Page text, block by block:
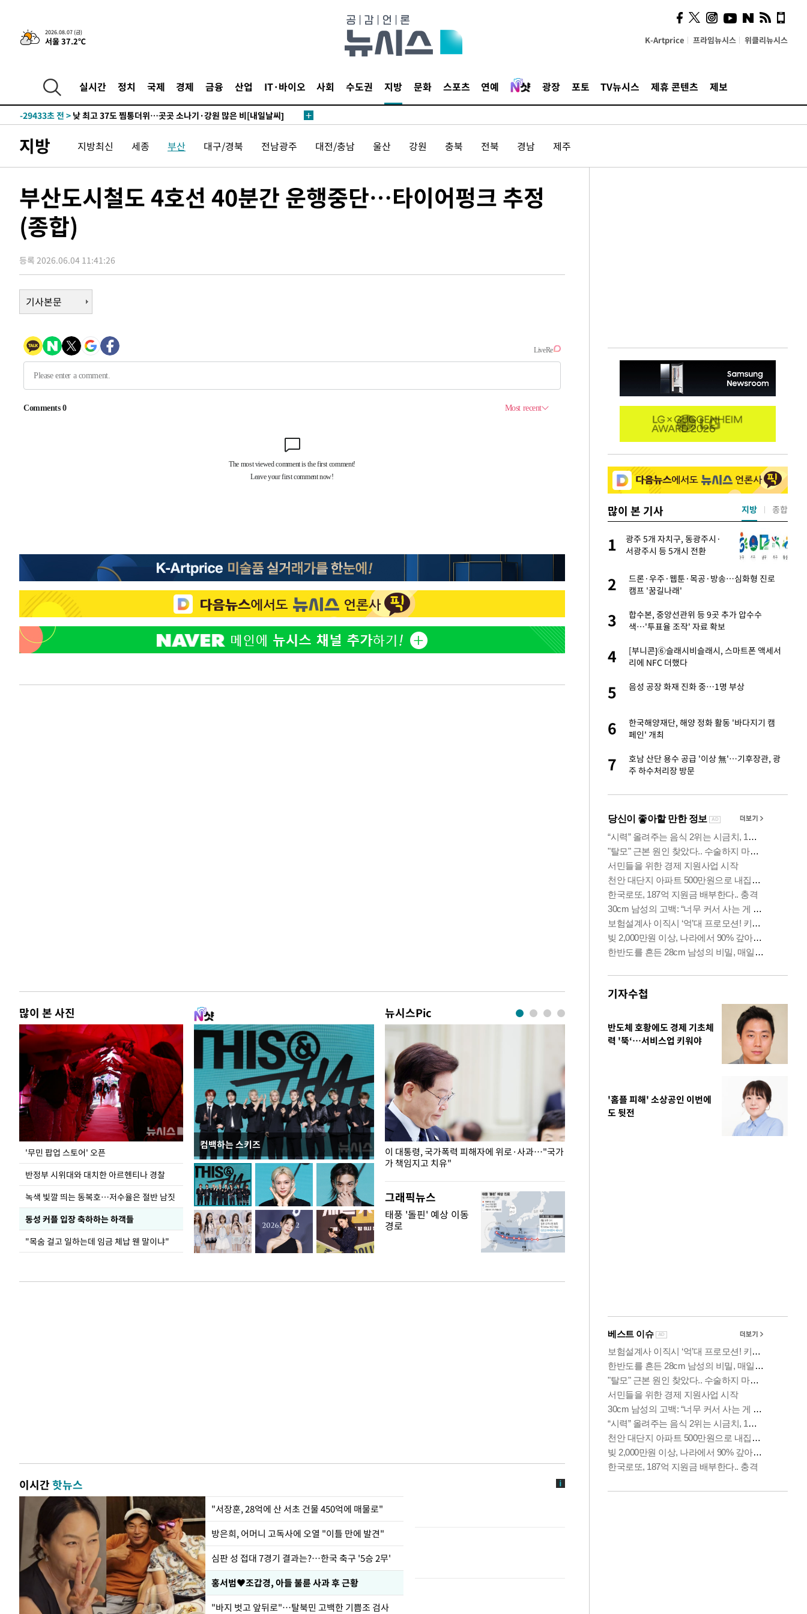
2026.08.07 (금)
서울 37.2℃ K-Artprice 프라임뉴시스 위클리뉴시스
실시간 정치 국제 경제 금융 산업 IT·바이오 사회 수도권 지방 문화 스포츠 연예 광장 포토 TV뉴시스 제휴 콘텐츠 제보
-3669초 전 >민주 콩고 에볼라환자 4천명 돌파, 4053명 발생 1850명 사망
-31499초 전 >
-31462초 전 >
[단독]중수청 지원 검사들, 정원 초과 시 낮은 계급 임용…희망지 못
갈 수도
-29433초 전 > 낮 최고 37도 찜통더위…곳곳 소나기·강원 많은 비[내일날씨]
응"
-24595초 전 >
여자배구 이재영·이다영 자매, 아제르바이잔 투란VC 입단
-23535초 전 >[속보]코스피, 6200선 약보합…0.60% 내린 6258.77에 마쳐
-23515초 전 > [속보]원·달러 환율, 7.7원 내린 1416.1원 마감
-23404초 전 > [속보] 노원서 40.1도 관측…서울, 2018년 이후 첫 40도
-19367초 전 >외신들도 주목한 韓축구 파문…"국민적 공분에 수사 재개"
-18360초 전 >
[속보]규제합리화위원회 부위원장에 김태유 서울대 공대 교수…이
병태 후임
-14718초 전 >[속보]국힘 윤리위, '돌려차기 발언' 진종오·서범수 징계 절차 개시
25.3%↑
-7203초 전 > [속보]'채상병 순직 책임' 임성근, 항소심도 징역 3년
-7069초 전 >[속보]종합특검, '관저이전 봐주기 감사' 유병호 구속기소
-3669초 전 >민주 콩고 에볼라환자 4천명 돌파, 4053명 발생 1850명 사망
SK하이닉스, 용인·청주 팹에 54조 투자…"AI 메모리 수요 선제 대
여자배구 이재영·이다영 자매, 아제르바이잔 투란VC 입단
-23404초 전 >
[속보] 노원서 40.1도 관측…서울, 2018년 이후 첫 40도
-20494초 전 >[속보]종합특검, '계엄 수용공간 확보' 신용해 前교정본부장 기소
-19367초 전 >외신들도 주목한 韓축구 파문…"국민적 공분에 수사 재개"
-19338초 전 >11시간 압수수색에 성접대 파문까지…'쑥대밭' 된 축구협회
-18360초 전 >
[속보]규제합리화위원회 부위원장에 김태유 서울대 공대 교수…이
병태 후임
-14718초 전 >[속보]국힘 윤리위, '돌려차기 발언' 진종오·서범수 징계 절차 개시
25.3%↑
-7203초 전 >[속보]'채상병 순직 책임' 임성근, 항소심도 징역 3년
지방 지방최신 세종 부산 대구/경북 전남광주 대전/충남 울산 강원 충북 전북 경남 제주
부산도시철도 4호선 40분간 운행중단…타이어펑크 추정
(종합)
등록 2026.06.04 11:41:26
기사본문
많이 본 사진
'무민 팝업 스토어' 오픈
반정부 시위대와 대치한 아르헨티나 경찰
녹색 빛깔 띄는 동복호…저수율은 절반 남짓
동성 커플 입장 축하하는 하객들
"목숨 걸고 일하는데 임금 체납 웬 말이냐"
컴백하는 스키즈
뉴시스Pic
지석천 뒤덮은 개구리밥
이 대통령, 국가폭력 피해자에 위로·사과…"국가
가 책임지고 치유"
그래픽뉴스
태풍 '돌핀' 예상 이동
경로
이시간핫뉴스
"서장훈, 28억에 산 서초 건물 450억에 매물로"
방은희, 어머니 고독사에 오열 "이틀 만에 발견"
심판 성 접대 7경기 결과는?…한국 축구 '5승 2무'
홍서범♥조갑경, 아들 불륜 사과 후 근황
"바지 벗고 앞뒤로"…탈북민 고백한 기쁨조 검사
많이 본 기사
2
"여군 지원 막힌 UDT 훈련 직접 해봤습니
다"…707 출신 女유튜버 '완벽 소화'
3 전현무 "전 연인 집착에 친구들과 연락 끊어"
4
박찬민 딸 박민하, 배우·국가대표 병행하더
5
"한강수영장, 문신 노출 이용객 제한을" vs
1
광주 5개 자치구, 동광주시·
서광주시 등 5개시 전환
2
드론·우주·웹툰·목공·방송…심화형 진로
캠프 '꿈길나래'
3
합수본, 중앙선관위 등 9곳 추가 압수수
색…'투표율 조작' 자료 확보
4
[부니콘]⑥슬래시비슬래시, 스마트폰 액세서
리에 NFC 더했다
5 음성 공장 화재 진화 중…1명 부상
6
한국해양재단, 해양 정화 활동 '바다지기 캠
페인' 개최
7
호남 산단 용수 공급 '이상 無'…기후장관, 광
주 하수처리장 방문
지방 종합
기자수첩
반도체 호황에도 경제 기초체
력 '뚝‘…서비스업 키워야
'홈플 피해' 소상공인 이번에
도 뒷전